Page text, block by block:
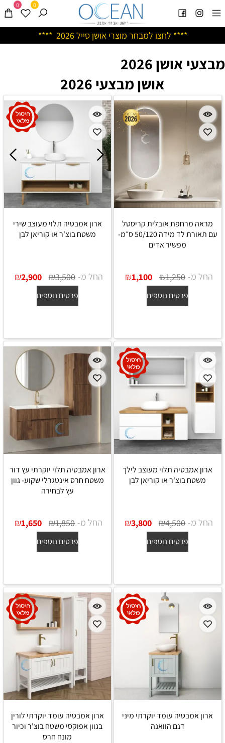
**** לחצו למבחר מוצרי אושן סייל 2026 ****
0 0
מבצעי אושן 2026
אושן מבצעי 2026
מראה מרחפת אובלית קריסטל
עם תאורת לד מידה 50/120 ס״מ-
מפשיר אדים
החל מ- ₪1,250
₪1,100
פרטים נוספים
ארון אמבטיה תלוי מעוצב שירי
משטח בוצ'ר או קוריאן לבן
החל מ- ₪3,500
₪2,900
פרטים נוספים
ארון אמבטיה תלוי מעוצב לילך
משטח בוצ'ר או קוריאן לבן
החל מ- ₪4,500
₪3,800
פרטים נוספים
ארון אמבטיה תלוי יוקרתי עץ דור
משטח חרס אינטגרלי שקוע- גוון
עץ לבחירה
החל מ- ₪1,850
₪1,650
פרטים נוספים
ארון אמבטיה עומד יוקרתי מיני
דגם הוואנה
ארון אמבטיה עומד יוקרתי לורין
בגוון אפוקסי משטח בוצ'ר וכיור
מונח חרס